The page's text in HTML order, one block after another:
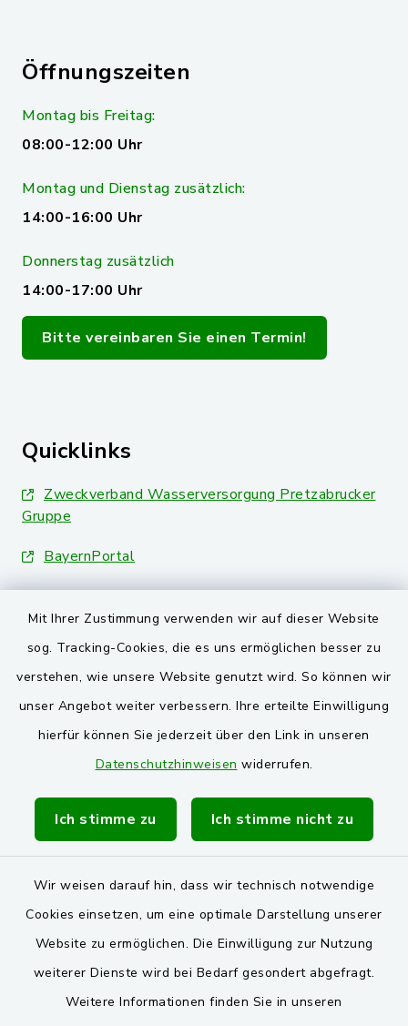
Mit Ihrer Zustimmung verwenden wir auf dieser Website
sog. Tracking-Cookies, die es uns ermöglichen besser zu
verstehen, wie unsere Website genutzt wird. So können wir
unser Angebot weiter verbessern. Ihre erteilte Einwilligung
hierfür können Sie jederzeit über den Link in unseren
Datenschutzhinweisen widerrufen.
Ich stimme zu Ich stimme nicht zu
Wir weisen darauf hin, dass wir technisch notwendige
Cookies einsetzen, um eine optimale Darstellung unserer
Website zu ermöglichen. Die Einwilligung zur Nutzung
weiterer Dienste wird bei Bedarf gesondert abgefragt.
Weitere Informationen finden Sie in unseren
Öffnungszeiten
Montag bis Freitag:
08:00-12:00 Uhr
Montag und Dienstag zusätzlich:
14:00-16:00 Uhr
Donnerstag zusätzlich
14:00-17:00 Uhr
Bitte vereinbaren Sie einen Termin!
Quicklinks
Zweckverband Wasserversorgung Pretzabrucker
Gruppe
BayernPortal
Landkreis Schwandorf
VG und Gemeinden
Markt Schwarzenfeld
Gemeinde Stulln
Verwaltungsgemeinschaft Schwarzenfeld
Barrierefreiheit